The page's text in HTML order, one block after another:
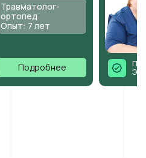
Травматолог-
ортопед
Опыт: 7 лет
Подробнее